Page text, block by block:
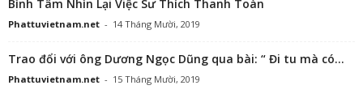
Bình Tâm Nhìn Lại Việc Sư Thích Thanh Toàn
Phattuvietnam.net - 14 Tháng Mười, 2019
Trao đổi với ông Dương Ngọc Dũng qua bài: “ Đi tu mà có...
Phattuvietnam.net - 15 Tháng Mười, 2019